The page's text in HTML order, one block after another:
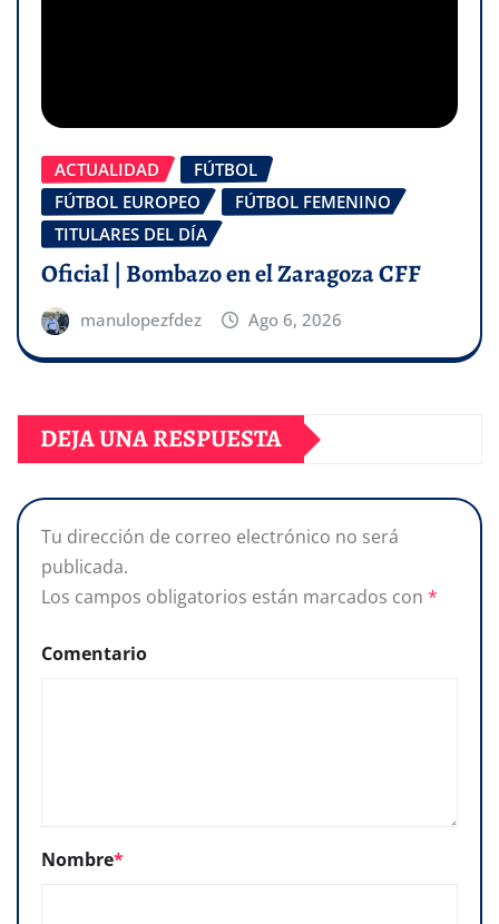
ACTUALIDAD
FÚTBOL
FÚTBOL EUROPEO
FÚTBOL FEMENINO
TITULARES DEL DÍA
Oficial | Bombazo en el Zaragoza CFF
manulopezfdez Ago 6, 2026
DEJA UNA RESPUESTA
Tu dirección de correo electrónico no será
publicada.
Los campos obligatorios están marcados con *
Comentario
Nombre*